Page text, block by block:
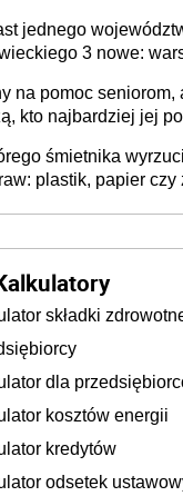
jednego
3 nowe:
nie ma tak dużych
na pomoc seniorom,
kto najbardziej jej
śmietnika
plastik, papier czy
składki
dla
kosztów energii
kredytów
odsetek